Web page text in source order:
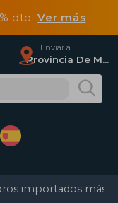
dtoVer más
Enviar a
Provincia De Madrid
importados más